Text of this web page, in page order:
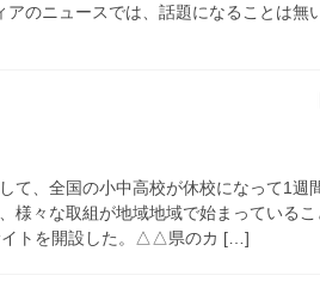
のニュースでは、話題になることは無
て、全国の小中高校が休校になって1週
様々な取組が地域地域で始まっている
イトを開設した。△△県のカ […]